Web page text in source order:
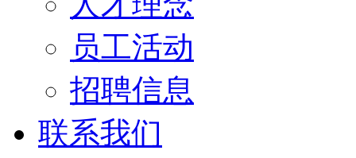
员工活动
招聘信息
联系我们